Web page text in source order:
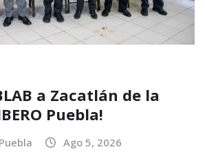
a Zacatlán de la
Puebla!
Ago 5, 2026